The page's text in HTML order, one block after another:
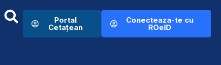
Portal
Cetațean
Conecteaza-te cu
ROeID